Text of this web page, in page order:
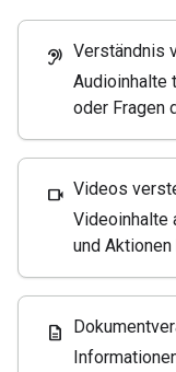
hearing Verständnis
Audioinhalte
oder Fragen
videocam Videos
Videoinhalte
und
description